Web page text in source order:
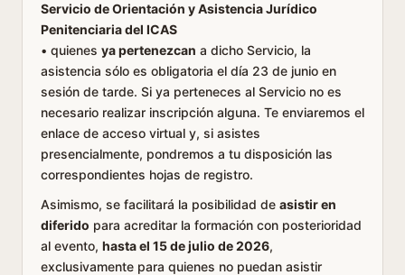
Servicio de Orientación y Asistencia Jurídico
Penitenciaria del ICAS
• quienes ya pertenezcan a dicho Servicio, la
asistencia sólo es obligatoria el día 23 de junio en
sesión de tarde. Si ya perteneces al Servicio no es
necesario realizar inscripción alguna. Te enviaremos el
enlace de acceso virtual y, si asistes
presencialmente, pondremos a tu disposición las
correspondientes hojas de registro.
Asimismo, se facilitará la posibilidad de asistir en
diferido para acreditar la formación con posterioridad
al evento, hasta el 15 de julio de 2026,
exclusivamente para quienes no puedan asistir